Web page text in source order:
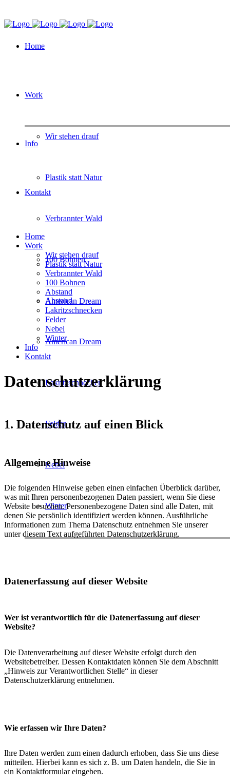
Home
Work
Wir stehen drauf
Plastik statt Natur
Verbrannter Wald
100 Bohnen
Abstand
American Dream
Lakritzschnecken
Felder
Nebel
Winter
Info
Kontakt
Home
Work
Wir stehen drauf
Plastik statt Natur
Verbrannter Wald
100 Bohnen
Abstand
American Dream
Lakritzschnecken
Felder
Nebel
Winter
Info
Kontakt
Datenschutz­erklärung
1. Datenschutz auf einen Blick
Allgemeine Hinweise
Die folgenden Hinweise geben einen einfachen Überblick darüber,
was mit Ihren personenbezogenen Daten passiert, wenn Sie diese
Website besuchen. Personenbezogene Daten sind alle Daten, mit
denen Sie persönlich identifiziert werden können. Ausführliche
Informationen zum Thema Datenschutz entnehmen Sie unserer
unter diesem Text aufgeführten Datenschutzerklärung.
Datenerfassung auf dieser Website
Wer ist verantwortlich für die Datenerfassung auf dieser
Website?
Die Datenverarbeitung auf dieser Website erfolgt durch den
Websitebetreiber. Dessen Kontaktdaten können Sie dem Abschnitt
„Hinweis zur Verantwortlichen Stelle“ in dieser
Datenschutzerklärung entnehmen.
Wie erfassen wir Ihre Daten?
Ihre Daten werden zum einen dadurch erhoben, dass Sie uns diese
mitteilen. Hierbei kann es sich z. B. um Daten handeln, die Sie in
ein Kontaktformular eingeben.